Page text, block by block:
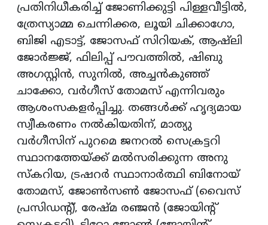
പ്രതിനിധീകരിച്ച് ജോണിക്കുട്ടി പിള്ളവീട്ടില്‍,
ത്രേസ്യാമ്മ ചെന്നിക്കര, ലൂയി ചിക്കാഗോ,
ബിജി എടാട്ട്, ജോസഫ് സിറിയക്, ആഷ്‌ലി
ജോര്‍ജ്ജ്, ഫിലിപ്പ് പൗവത്തില്‍, ഷിബു
അഗസ്റ്റിന്‍, സുനില്‍, അച്ചന്‍കുഞ്ഞ്
ചാക്കോ, വര്‍ഗീസ് തോമസ് എന്നിവരും
ആശംസകളര്‍പ്പിച്ചു. തങ്ങള്‍ക്ക് ഹൃദ്യമായ
സ്വീകരണം നല്‍കിയതിന്, മാത്യു
വര്‍ഗീസിന് പുറമെ ജനറല്‍ സെക്രട്ടറി
സ്ഥാനത്തേയ്ക്ക് മല്‍സരിക്കുന്ന അനു
സ്‌കറിയ, ട്രഷറര്‍ സ്ഥാനാര്‍ത്ഥി ബിനോയ്
തോമസ്, ജോണ്‍സണ്‍ ജോസഫ് (വൈസ്
പ്രസിഡന്റ്), രേഷ്മ രഞ്ജന്‍ (ജോയിന്റ്